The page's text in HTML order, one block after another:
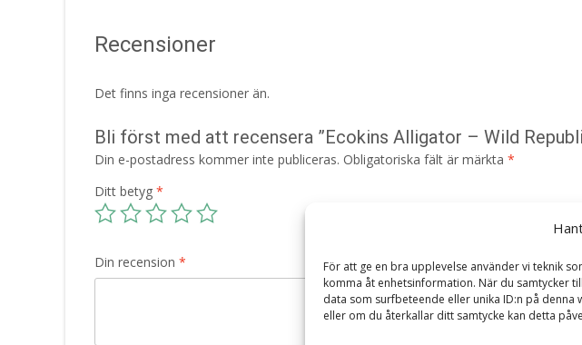
För att ge en bra upplevelse använder vi teknik
komma åt enhetsinformation. När du samtycker
data som surfbeteende eller unika ID:n på denna
eller om du återkallar ditt samtycke kan detta
Recensioner
Det finns inga recensioner än.
Bli först med att recensera ”Ecokins Alligator – Wild
Din e-postadress kommer inte publiceras. Obligatoriska fält är märkta *
Ditt betyg *
Din recension *